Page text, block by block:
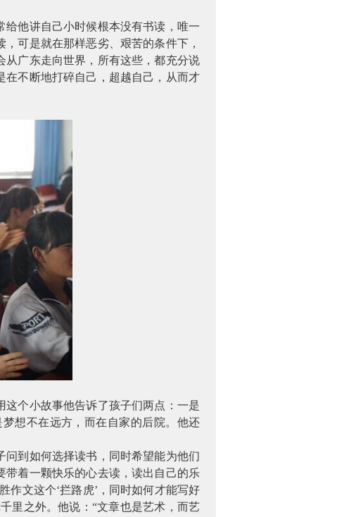
他讲自己小时候根本没有书读，唯一
可是就在那样恶劣、艰苦的条件下，
广东走向世界，所有这些，都充分说
不断地打碎自己，超越自己，从而才
个小故事他告诉了孩子们两点：一是
想不在远方，而在自家的后院。他还
到如何选择读书，同时希望能为他们
着一颗快乐的心去读，读出自己的乐
作文这个‘拦路虎’，同时如何才能写好
里之外。他说：“文章也是艺术，而艺